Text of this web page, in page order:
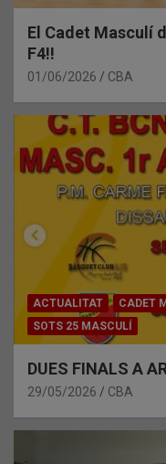
El Cadet Masculí
F4!!
01/06/2026 CBA
ACTUALITAT CADET
SOTS 25 MASCULÍ
DUES FINALS A
29/05/2026 CBA